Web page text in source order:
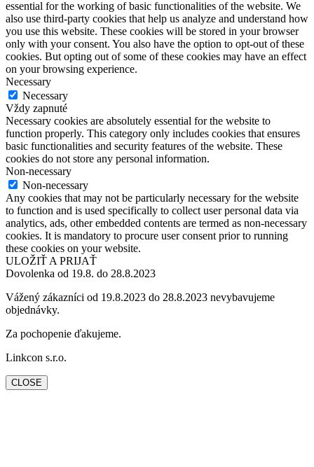
essential for the working of basic functionalities of the website. We
also use third-party cookies that help us analyze and understand how
you use this website. These cookies will be stored in your browser
only with your consent. You also have the option to opt-out of these
cookies. But opting out of some of these cookies may have an effect
on your browsing experience.
Necessary
Necessary
Vždy zapnuté
Necessary cookies are absolutely essential for the website to
function properly. This category only includes cookies that ensures
basic functionalities and security features of the website. These
cookies do not store any personal information.
Non-necessary
Non-necessary
Any cookies that may not be particularly necessary for the website
to function and is used specifically to collect user personal data via
analytics, ads, other embedded contents are termed as non-necessary
cookies. It is mandatory to procure user consent prior to running
these cookies on your website.
ULOŽIŤ A PRIJAŤ
Dovolenka od 19.8. do 28.8.2023
Vážený zákazníci od 19.8.2023 do 28.8.2023 nevybavujeme
objednávky.
Za pochopenie ďakujeme.
Linkcon s.r.o.
CLOSE